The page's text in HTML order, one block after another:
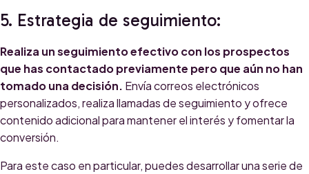
5. Estrategia de seguimiento:
Realiza un seguimiento efectivo con los prospectos
que has contactado previamente pero que aún no han
tomado una decisión. Envía correos electrónicos
personalizados, realiza llamadas de seguimiento y ofrece
contenido adicional para mantener el interés y fomentar la
conversión.
Para este caso en particular, puedes desarrollar una serie de